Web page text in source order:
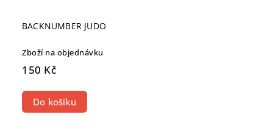
BACKNUMBER JUDO
Zboží na objednávku
150 Kč
Do košíku